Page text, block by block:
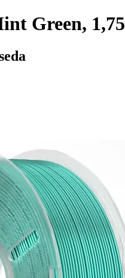
Green,